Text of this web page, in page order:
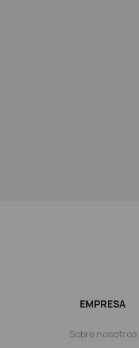
EMPRESA
Sobre nosotros